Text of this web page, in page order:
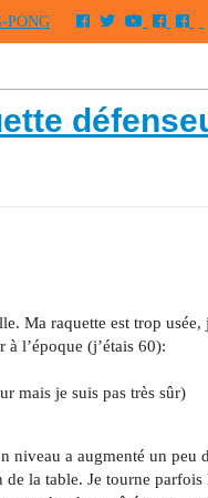
PONG
Ma raquette est trop
l’époque (j’étais 60):
mais je suis pas très sûr)
niveau a augmenté un peu
la table. Je tourne